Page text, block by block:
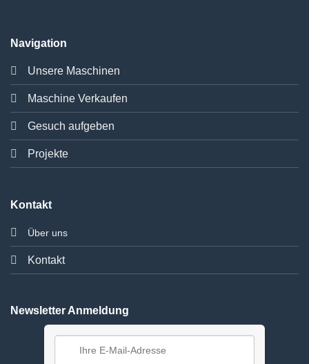
Navigation
Unsere Maschinen
Maschine Verkaufen
Gesuch aufgeben
Projekte
Kontakt
Über uns
Kontakt
Newsletter Anmeldung